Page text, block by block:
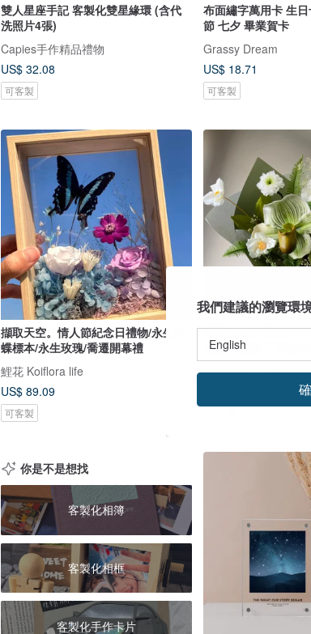
雙人星座手記 客製化雙星緣環 (含代
洗照片4張)
Capies手作精品禮物
US$ 32.08
可客製
布面繡字萬用卡 生
節 七夕 畢業賀卡
Grassy Dream
US$ 18.71
可客製
擷取天空。情人節紀念日禮物/永生蝴
蝶標本/永生玫瑰/喬遷開幕禮
鯉花 Koiflora life
US$ 89.09
可客製
拖鞋蘭永生花束。情
紀念日禮物/升遷教師
鯉花 Koiflora life
你是不是想找
客製化相簿
客製化相框
客製化手作卡片
我們建議的瀏覽環